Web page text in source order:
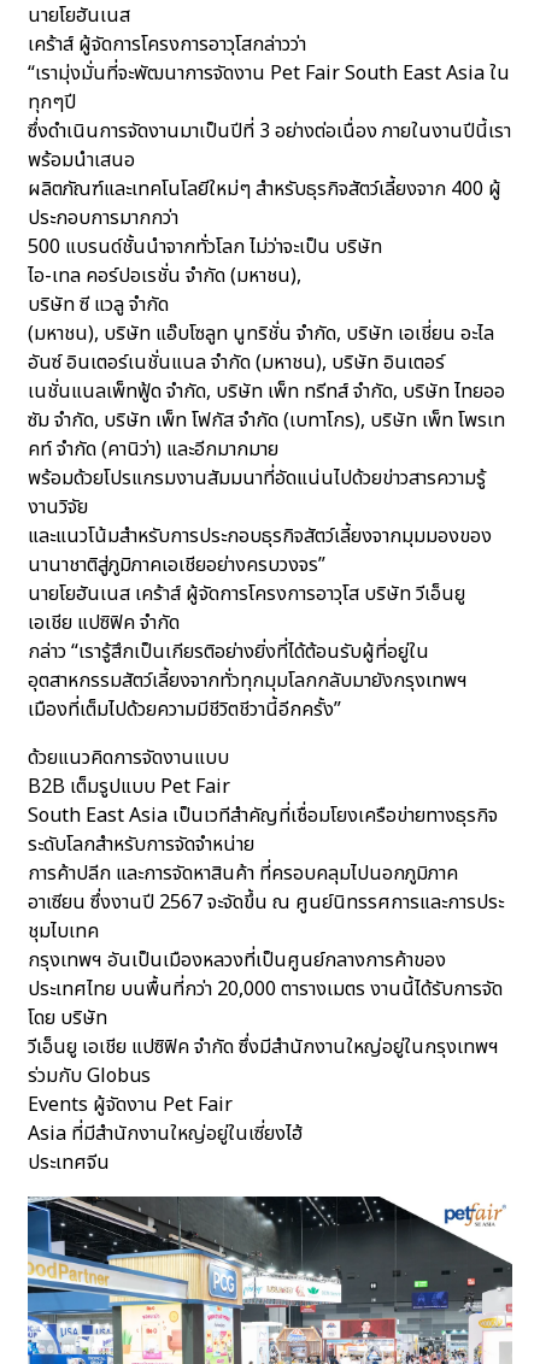
นายโยฮันเนส
เคร้าส์ ผู้จัดการโครงการอาวุโสกล่าวว่า
“เรามุ่งมั่นที่จะพัฒนาการจัดงาน Pet Fair South East Asia ใน
ทุกๆปี
ซึ่งดำเนินการจัดงานมาเป็นปีที่ 3 อย่างต่อเนื่อง ภายในงานปีนี้เรา
พร้อมนำเสนอ
ผลิตภัณฑ์และเทคโนโลยีใหม่ๆ สำหรับธุรกิจสัตว์เลี้ยงจาก 400 ผู้
ประกอบการมากกว่า
500 แบรนด์ชั้นนำจากทั่วโลก ไม่ว่าจะเป็น บริษัท
ไอ-เทล คอร์ปอเรชั่น จำกัด (มหาชน),
บริษัท ซี แวลู จำกัด
(มหาชน), บริษัท แอ๊บโซลูท นูทริชั่น จำกัด, บริษัท เอเชี่ยน อะไล
อันซ์ อินเตอร์เนชั่นแนล จำกัด (มหาชน), บริษัท อินเตอร์
เนชั่นแนลเพ็ทฟู้ด จำกัด, บริษัท เพ็ท ทรีทส์ จำกัด, บริษัท ไทยออ
ซัม จำกัด, บริษัท เพ็ท โฟกัส จำกัด (เบทาโกร), บริษัท เพ็ท โพรเท
คท์ จำกัด (คานิว่า) และอีกมากมาย
พร้อมด้วยโปรแกรมงานสัมมนาที่อัดแน่นไปด้วยข่าวสารความรู้
งานวิจัย
และแนวโน้มสำหรับการประกอบธุรกิจสัตว์เลี้ยงจากมุมมองของ
นานาชาติสู่ภูมิภาคเอเชียอย่างครบวงจร”
นายโยฮันเนส เคร้าส์ ผู้จัดการโครงการอาวุโส บริษัท วีเอ็นยู
เอเชีย แปซิฟิค จำกัด
กล่าว “เรารู้สึกเป็นเกียรติอย่างยิ่งที่ได้ต้อนรับผู้ที่อยู่ใน
อุตสาหกรรมสัตว์เลี้ยงจากทั่วทุกมุมโลกกลับมายังกรุงเทพฯ
เมืองที่เต็มไปด้วยความมีชีวิตชีวานี้อีกครั้ง”
ด้วยแนวคิดการจัดงานแบบ
B2B เต็มรูปแบบ Pet Fair
South East Asia เป็นเวทีสำคัญที่เชื่อมโยงเครือข่ายทางธุรกิจ
ระดับโลกสำหรับการจัดจำหน่าย
การค้าปลีก และการจัดหาสินค้า ที่ครอบคลุมไปนอกภูมิภาค
อาเซียน ซึ่งงานปี 2567 จะจัดขึ้น ณ ศูนย์นิทรรศการและการประ
ชุมไบเทค
กรุงเทพฯ อันเป็นเมืองหลวงที่เป็นศูนย์กลางการค้าของ
ประเทศไทย บนพื้นที่กว่า 20,000 ตารางเมตร งานนี้ได้รับการจัด
โดย บริษัท
วีเอ็นยู เอเชีย แปซิฟิค จำกัด ซึ่งมีสำนักงานใหญ่อยู่ในกรุงเทพฯ
ร่วมกับ Globus
Events ผู้จัดงาน Pet Fair
Asia ที่มีสำนักงานใหญ่อยู่ในเซี่ยงไฮ้
ประเทศจีน